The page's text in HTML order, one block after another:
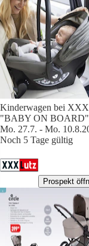
Kinderwagen bei
"BABY ON BOARD",
Mo. 27.7. - Mo.
Noch 5 Tage gültig
Prospekt